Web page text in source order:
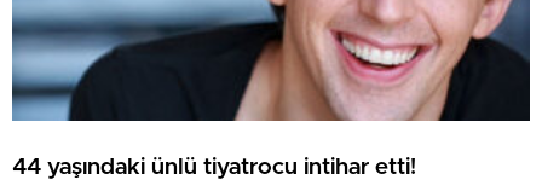
44 yaşındaki ünlü tiyatrocu intihar etti!